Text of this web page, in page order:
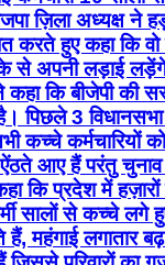
ज़िला अध्यक्ष ने
करते हुए कहा कि
से अपनी लड़ाई
कहा कि बीजेपी की
पिछले 3 विधानसभा
कच्चे कर्मचारियों
आए हैं परंतु चुनाव
कि प्रदेश में
सालों से कच्चे लगे
महंगाई लगातार